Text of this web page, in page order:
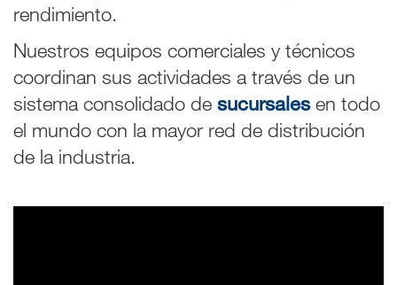
rendimiento.
Nuestros equipos comerciales y técnicos
coordinan sus actividades a través de un
sistema consolidado de sucursalesen todo
el mundo con la mayor red de distribución
de la industria.